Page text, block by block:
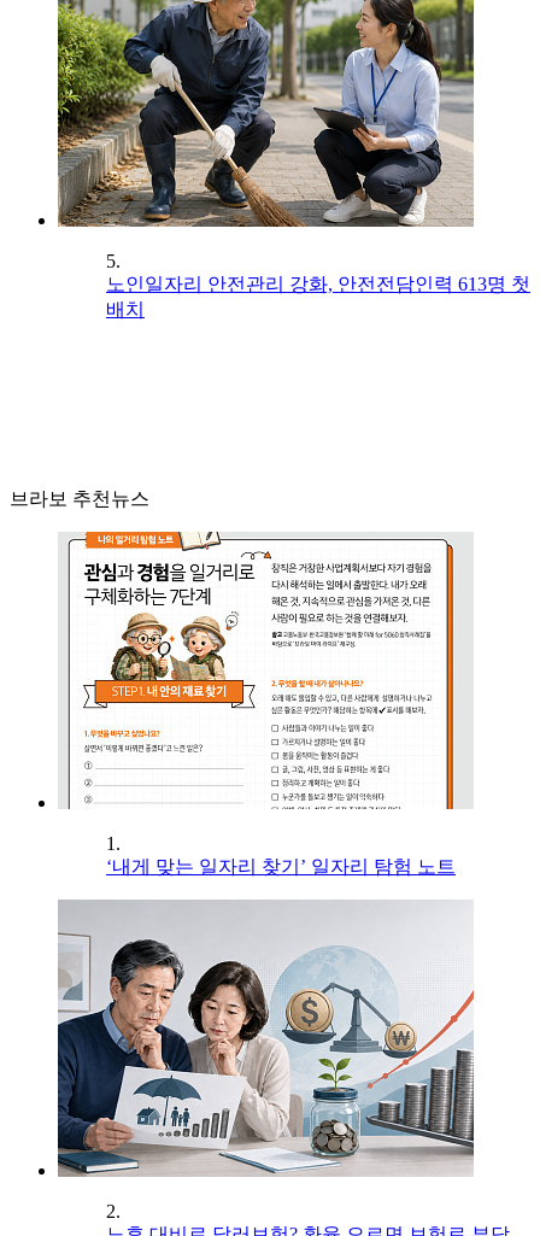
5.
노인일자리 안전관리 강화, 안전전담인력 613명 첫
배치
브라보 추천뉴스
1.
‘내게 맞는 일자리 찾기’ 일자리 탐험 노트
2.